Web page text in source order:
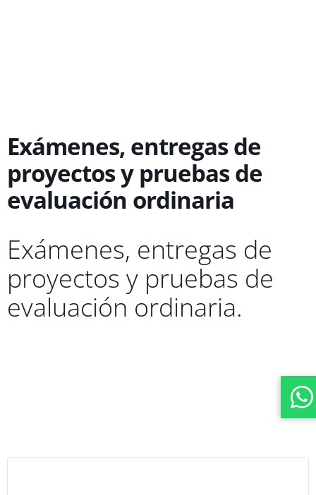
Exámenes, entregas de
proyectos y pruebas de
evaluación ordinaria
Exámenes, entregas de
proyectos y pruebas de
evaluación ordinaria.